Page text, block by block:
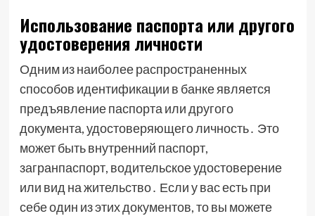
Использование паспорта или другого
удостоверения личности
Одним из наиболее распространенных
способов идентификации в банке является
предъявление паспорта или другого
документа, удостоверяющего личность․ Это
может быть внутренний паспорт,
загранпаспорт, водительское удостоверение
или вид на жительство․ Если у вас есть при
себе один из этих документов, то вы можете